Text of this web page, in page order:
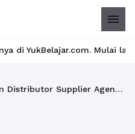
menu
Mulai langkah
Alvindocs.com Distributor Supplier Agen Flange Terlengkap Dengan Harga Terbaik